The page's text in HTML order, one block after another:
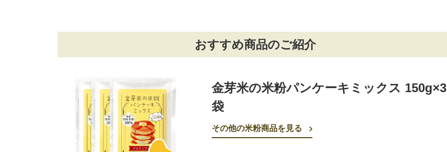
おすすめ商品のご紹介
金芽米の米粉パンケーキミックス 150g×3
袋
その他の米粉商品を見る